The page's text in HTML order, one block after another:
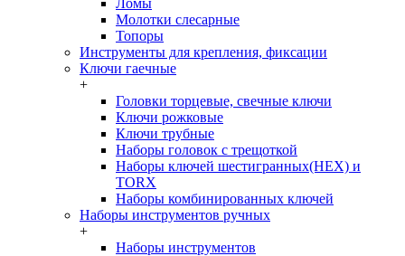
Ломы
Молотки слесарные
Топоры
Инструменты для крепления, фиксации
Ключи гаечные
+
Головки торцевые, свечные ключи
Ключи рожковые
Ключи трубные
Наборы головок c трещоткой
Наборы ключей шестигранных(HEX) и
TORX
Наборы комбинированных ключей
Наборы инструментов ручных
+
Наборы инструментов